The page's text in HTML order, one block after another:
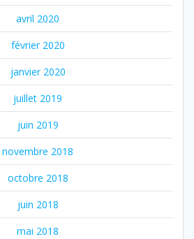
avril 2020
février 2020
janvier 2020
juillet 2019
juin 2019
novembre 2018
octobre 2018
juin 2018
mai 2018